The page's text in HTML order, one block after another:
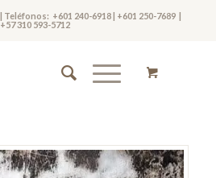
| Teléfonos: +601 240-6918| +601 250-7689
+57 310 593-5712